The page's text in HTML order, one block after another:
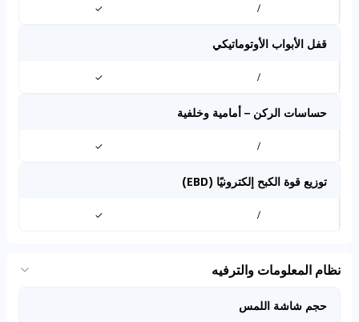
/
✓
قفل الأبواب الأوتوماتيكي
/
✓
حساسات الركن – أمامية وخلفية
/
✓
توزيع قوة الكبح إلكترونيًا (EBD)
/
✓
نظام المعلومات والترفيه
حجم شاشة اللمس